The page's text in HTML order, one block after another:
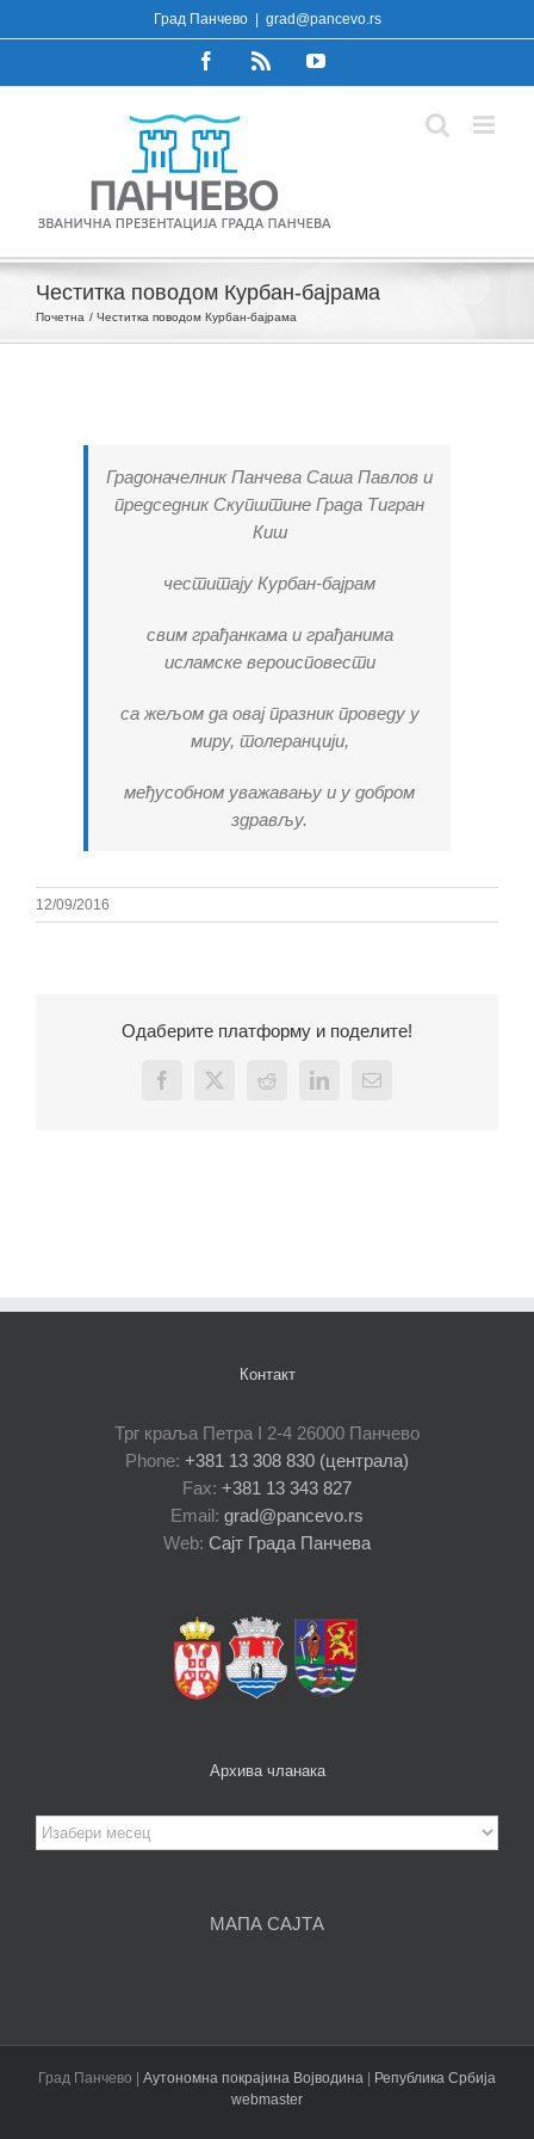
to
Град Панчево grad@pancevo.rs
FacebookRss YouTube
Честитка поводом Курбан-бајрама
Почетна Честитка поводом Курбан-бајрама
Градоначелник Панчева Саша Павлов и
председник Скупштине Града Тигран
Киш
честитају Курбан-бајрам
свим грађанкама и грађанима
исламске вероисповести
са жељом да овај празник проведу у
миру, толеранцији,
међусобном уважавању и у добром
здрављу.
12/09/2016
Одаберите платформу и поделите!
Facebook
X Reddit LinkedInEmail
Контакт
Трг краља Петра I 2-4 26000 Панчево
Phone: +381 13 308 830 (централа)
Fax: +381 13 343 827
Email: grad@pancevo.rs
Web: Сајт Града Панчева
Архива чланака
Архива
чланака
МАПА САЈТА
Град Панчево | Аутономна покрајина Војводина | Република Србија
webmaster